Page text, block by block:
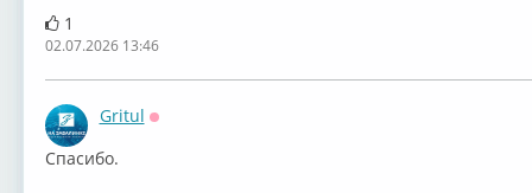
1
02.07.2026 13:46
Gritul
Спасибо.